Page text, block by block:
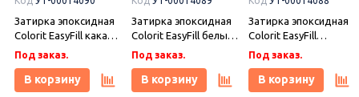
Затирка эпоксидная
Colorit EasyFill какао 1
кг, Плитонит
Под заказ.
В корзину
Затирка эпоксидная
Colorit EasyFill белый
1 кг, Плитонит
Под заказ.
В корзину
Затирка эпоксидная
Colorit EasyFill
бежевый 1 кг,
Плитонит
Под заказ.
В корзину